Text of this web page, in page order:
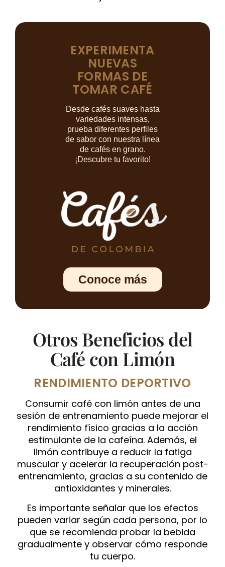
EXPERIMENTA
NUEVAS
FORMAS DE
TOMAR CAFÉ
Desde cafés suaves hasta
variedades intensas,
prueba diferentes perfiles
de sabor con nuestra línea
de cafés en grano.
¡Descubre tu favorito!
Conoce más
Otros Beneficios del
Café con Limón
RENDIMIENTO DEPORTIVO
Consumir café con limón antes de una
sesión de entrenamiento puede mejorar el
rendimiento físico gracias a la acción
estimulante de la cafeína. Además, el
limón contribuye a reducir la fatiga
muscular y acelerar la recuperación post-
entrenamiento, gracias a su contenido de
antioxidantes y minerales.
Es importante señalar que los efectos
pueden variar según cada persona, por lo
que se recomienda probar la bebida
gradualmente y observar cómo responde
tu cuerpo.